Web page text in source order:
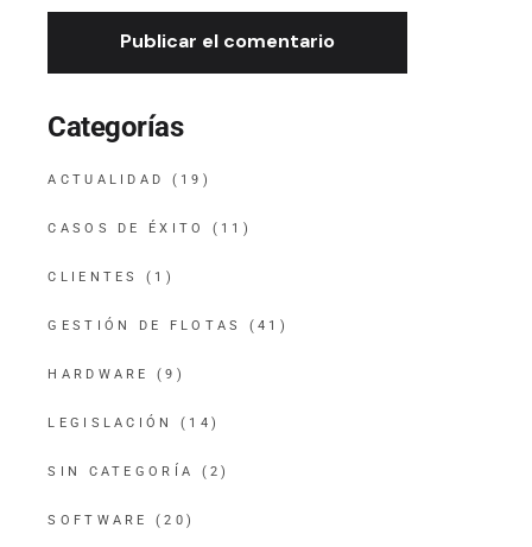
Publicar el comentario
Categorías
ACTUALIDAD (19)
CASOS DE ÉXITO (11)
CLIENTES (1)
GESTIÓN DE FLOTAS (41)
HARDWARE (9)
LEGISLACIÓN (14)
SIN CATEGORÍA (2)
SOFTWARE (20)